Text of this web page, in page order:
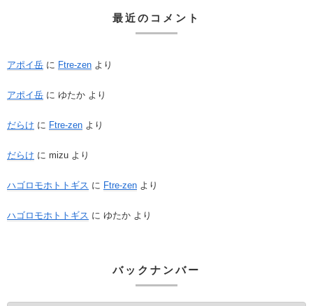
最近のコメント
アポイ岳 に Ftre-zen より
アポイ岳 に ゆたか より
だらけ に Ftre-zen より
だらけ に mizu より
ハゴロモホトトギス に Ftre-zen より
ハゴロモホトトギス に ゆたか より
バックナンバー